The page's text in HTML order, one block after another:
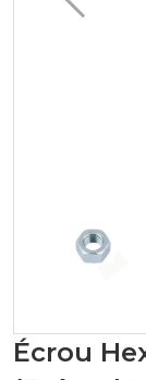
Écrou